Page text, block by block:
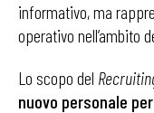
informativo, ma
operativo nell’ambito
Lo scopo del
nuovo personale